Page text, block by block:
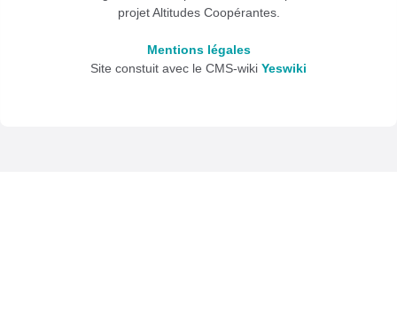
projet Altitudes Coopérantes.
Mentions légales
Site constuit avec le CMS-wiki Yeswiki